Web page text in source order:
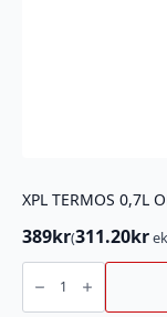
XPL TERMOS 0,7L
389kr(311.20kr
XPL
TERMOS
0,7L
ORANSJ